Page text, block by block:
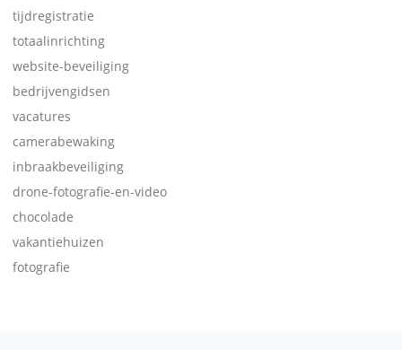
tijdregistratie
totaalinrichting
website-beveiliging
bedrijvengidsen
vacatures
camerabewaking
inbraakbeveiliging
drone-fotografie-en-video
chocolade
vakantiehuizen
fotografie